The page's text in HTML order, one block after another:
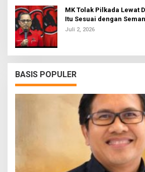
MK Tolak Pilkada Lewat
Itu Sesuai dengan
Juli 2, 2026
BASIS POPULER